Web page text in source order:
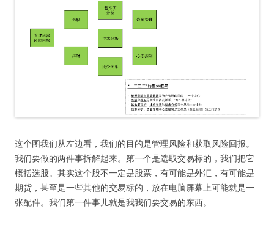
这个图我们从左边看，我们的目的是管理风险和获取风险回报。
我们要做的两件事拆解起来。第一个是选取交易标的，我们把它
概括选股。其实这个股不一定是股票，有可能是外汇，有可能是
期货，甚至是一些其他的交易标的，放在电脑屏幕上可能就是一
张配件。我们第一件事儿就是我我们要交易的东西。